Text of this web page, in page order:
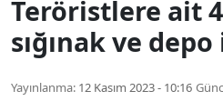
Teröristlere ait
sığınak ve
Yayınlanma: 12 Kasım 2023 - 10:16